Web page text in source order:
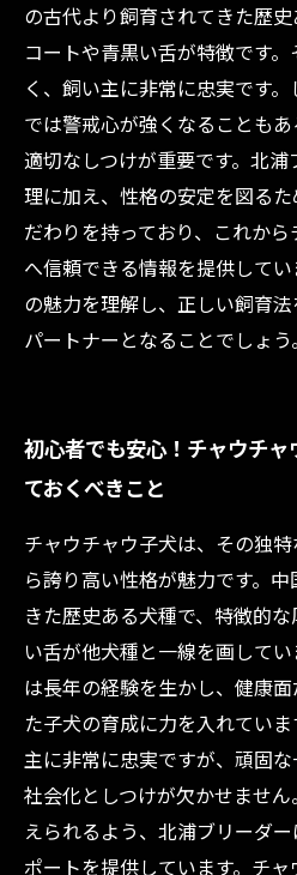
の古代より飼育されてきた歴
コートや青黒い舌が特徴です
く、飼い主に非常に忠実です
では警戒心が強くなることも
適切なしつけが重要です。北
理に加え、性格の安定を図る
だわりを持っており、これか
へ信頼できる情報を提供して
の魅力を理解し、正しい飼育
パートナーとなることでしょう。
初心者でも安心！チャウチ
ておくべきこと
チャウチャウ子犬は、その独
ら誇り高い性格が魅力です。
きた歴史ある犬種で、特徴的
い舌が他犬種と一線を画して
は長年の経験を生かし、健康
た子犬の育成に力を入れてい
主に非常に忠実ですが、頑固
社会化としつけが欠かせませ
えられるよう、北浦ブリーダ
ポートを提供しています。チ